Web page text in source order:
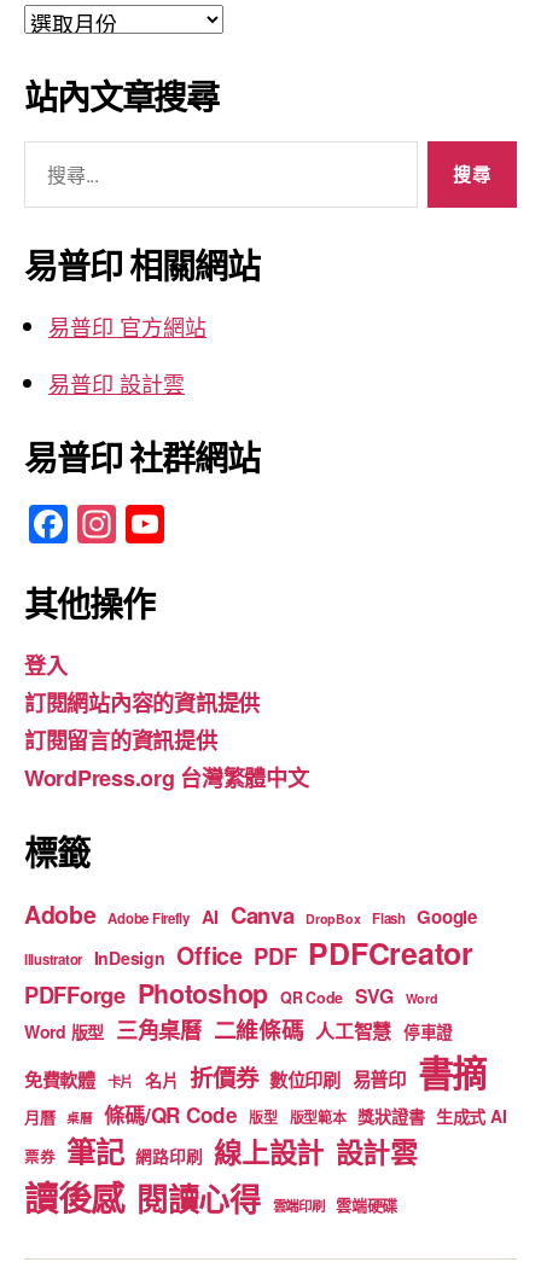
文
彙
整
站內文章搜尋
關
鍵
字:
易普印 相關網站
易普印 官方網站
易普印 設計雲
易普印 社群網站
F
a
c
b
o
o
k
In
st
a
gr
a
m
u
b
e
其他操作
登入
訂閱網站內容的資訊提供
訂閱留言的資訊提供
WordPress.org 台灣繁體中文
標籤
Adobe Adobe Firefly AI Canva DropBox Flash Google
Illustrator InDesign Office PDF PDFCreator
PDFForge Photoshop QR Code SVG Word
Word 版型 三角桌曆 二維條碼 人工智慧 停車證
免費軟體 卡片 名片 折價券 數位印刷 易普印 書摘
月曆 桌曆 條碼/QR Code 版型 版型範本 獎狀證書 生成式 AI
票券 筆記 網路印刷 線上設計 設計雲
讀後感 閱讀心得 雲端印刷 雲端硬碟